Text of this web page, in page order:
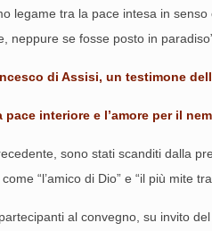
legame tra la pace intesa in
neppure se fosse posto in
di Assisi, un testimone
pace interiore e l’amore per il
sono stati scanditi dalla
“l’amico di Dio” e “il più mite
al convegno, su invito